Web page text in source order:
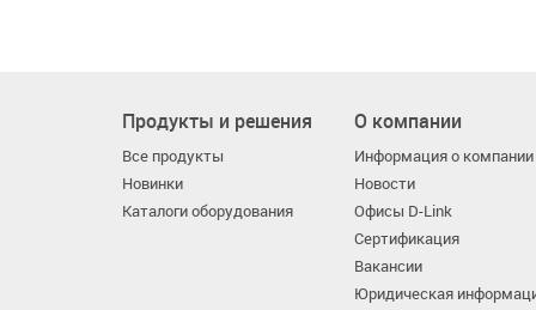
Продукты и решения
Все продукты
Новинки
Каталоги оборудования
О компании
Информация о компании
Новости
Офисы D-Link
Сертификация
Вакансии
Юридическая